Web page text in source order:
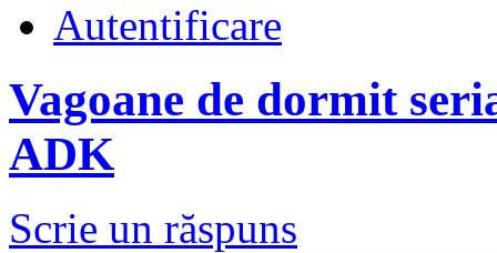
Autentificare
Vagoane de dormit
ADK
Scrie un răspuns